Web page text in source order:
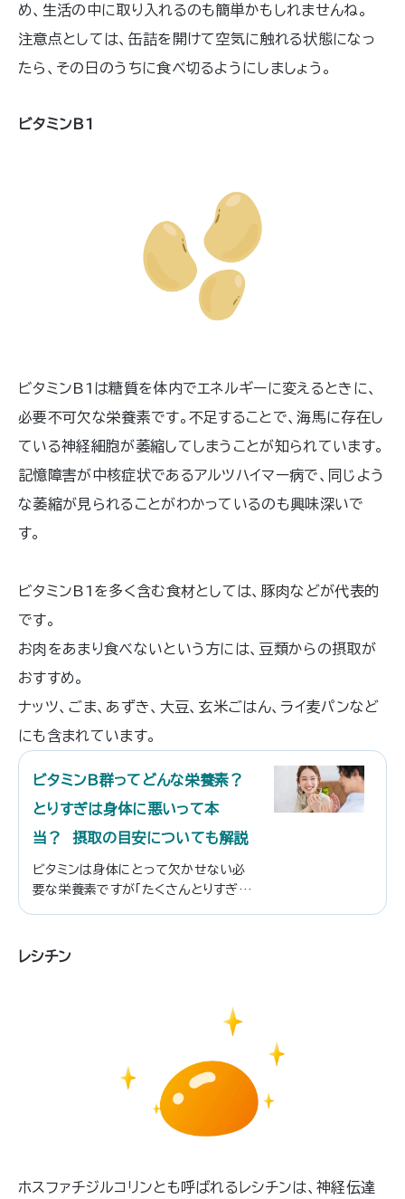
め、生活の中に取り入れるのも簡単かもしれませんね。
注意点としては、缶詰を開けて空気に触れる状態になっ
たら、その日のうちに食べ切るようにしましょう。
ビタミンB1
ビタミンB1は糖質を体内でエネルギーに変えるときに、
必要不可欠な栄養素です。不足することで、海馬に存在し
ている神経細胞が萎縮してしまうことが知られています。
記憶障害が中核症状であるアルツハイマー病で、同じよう
な萎縮が見られることがわかっているのも興味深いで
す。
ビタミンB1を多く含む食材としては、豚肉などが代表的
です。
お肉をあまり食べないという方には、豆類からの摂取が
おすすめ。
ナッツ、ごま、あずき、大豆、玄米ごはん、ライ麦パンなど
にも含まれています。
ビタミンB群ってどんな栄養素？
とりすぎは身体に悪いって本
当？ 摂取の目安についても解説
ビタミンは身体にとって欠かせない必
要な栄養素ですが「たくさんとりすぎる
によってはとりすぎると健康を害する
レシチン
ホスファチジルコリンとも呼ばれるレシチンは、神経伝達